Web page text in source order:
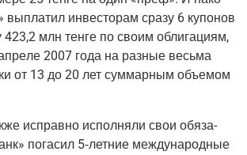
выпла­тил инве­сто­рам сра­зу 6 купо­нов
млн тен­ге по сво­им обли­га­ци­ям,
2007 года на раз­ные весь­ма
от 13 до 20 лет сум­мар­ным объ­е­мом
исправ­но испол­ня­ли свои обя­за­
пога­сил 5‑летние меж­ду­на­род­ные